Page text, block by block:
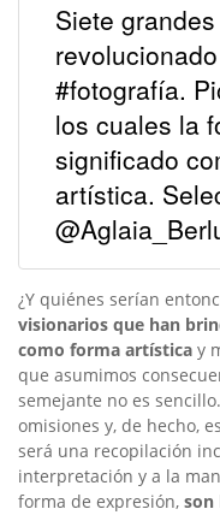
Siete
#fotografía.
los cuales la
significado
artística.
¿Y quiénes serían
visionarios que han
como forma artística y
que asumimos
semejante no es
omisiones y, de hecho,
será una recopilación
interpretación y a la
forma de expresión, son